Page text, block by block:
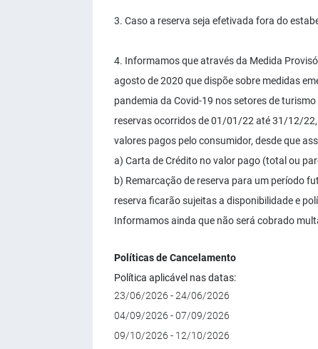
3. Caso a reserva seja efetivada fora do
4. Informamos que através da Medida
agosto de 2020 que dispõe sobre medidas
pandemia da Covid-19 nos setores de
reservas ocorridos de 01/01/22 até 31/12/
valores pagos pelo consumidor, desde que
a) Carta de Crédito no valor pago (total ou
b) Remarcação de reserva para um período
reserva ficarão sujeitas a disponibilidade e
Informamos ainda que não será cobrado
Políticas de Cancelamento
Política aplicável nas datas:
23/06/2026 - 24/06/2026
04/09/2026 - 07/09/2026
09/10/2026 - 12/10/2026